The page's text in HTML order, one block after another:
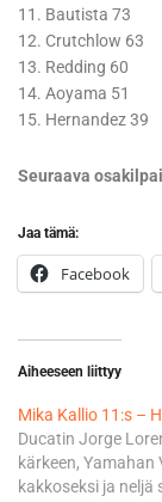
11. Bautista 73
12. Crutchlow 63
13. Redding 60
14. Aoyama 51
15. Hernandez 39
Seuraava
Jaa tämä:
Facebook
Aiheeseen liittyy
Mika Kallio 11:s –
Ducatin Jorge
kärkeen, Yamahan
kakkoseksi ja